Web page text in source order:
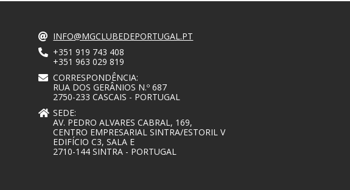
INFO@MGCLUBEDEPORTUGAL.PT
+351 919 743 408
+351 963 029 819
CORRESPONDÊNCIA:
RUA DOS GERÂNIOS N.º 687
2750-233 CASCAIS - PORTUGAL
SEDE:
AV. PEDRO ALVARES CABRAL, 169,
CENTRO EMPRESARIAL SINTRA/ESTORIL V
EDIFÍCIO C3, SALA E
2710-144 SINTRA - PORTUGAL